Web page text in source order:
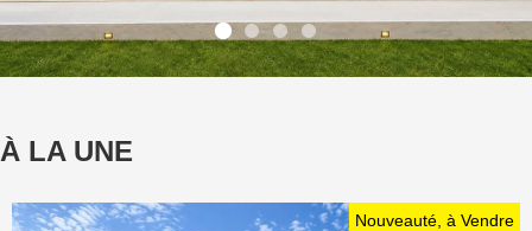
À LA UNE
Nouveauté, à Vendre